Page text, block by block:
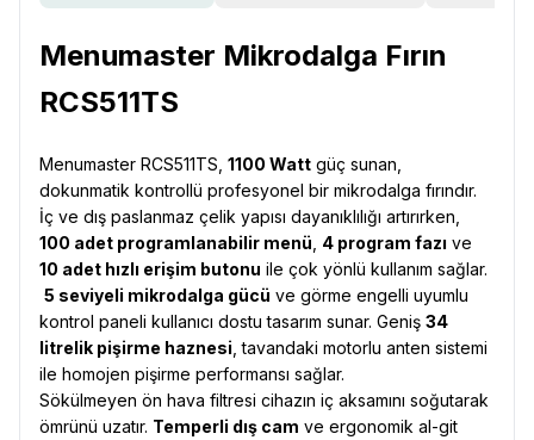
Menumaster Mikrodalga Fırın
RCS511TS
Menumaster RCS511TS, 1100 Watt güç sunan,
dokunmatik kontrollü profesyonel bir mikrodalga fırındır.
İç ve dış paslanmaz çelik yapısı dayanıklılığı artırırken,
100 adet programlanabilir menü 4 program fazı ve
10 adet hızlı erişim butonu ile çok yönlü kullanım sağlar.
5 seviyeli mikrodalga gücü ve görme engelli uyumlu
kontrol paneli kullanıcı dostu tasarım sunar. Geniş 34
litrelik pişirme haznesi , tavandaki motorlu anten sistemi
ile homojen pişirme performansı sağlar.
Sökülmeyen ön hava filtresi cihazın iç aksamını soğutarak
ömrünü uzatır. Temperli dış cam ve ergonomik al-git